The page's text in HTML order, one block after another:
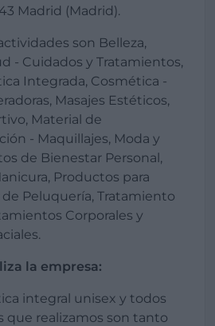
Madrid (Madrid).
son Belleza,
- Cuidados y Tratamientos,
Integrada, Cosmética -
Masajes Estéticos,
Material de
- Maquillajes, Moda y
de Bienestar Personal,
Productos para
de Peluquería, Tratamiento
Corporales y
la empresa:
integral unisex y todos
que realizamos son tanto